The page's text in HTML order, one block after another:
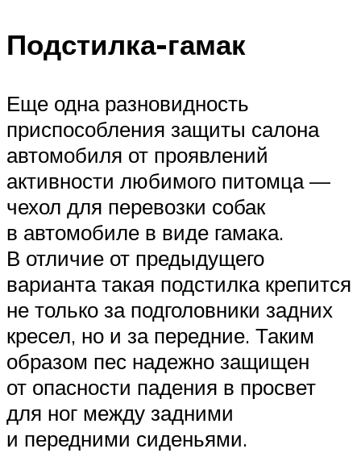
Подстилка-гамак
Еще одна разновидность
приспособления защиты салона
автомобиля от проявлений
активности любимого питомца —
чехол для перевозки собак
в автомобиле в виде гамака.
В отличие от предыдущего
варианта такая подстилка крепится
не только за подголовники задних
кресел, но и за передние. Таким
образом пес надежно защищен
от опасности падения в просвет
для ног между задними
и передними сиденьями.